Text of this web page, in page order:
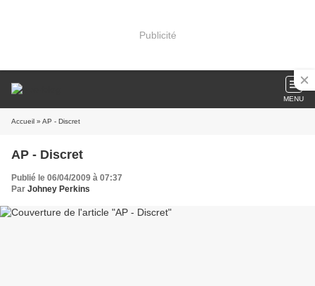
Publicité
MENU
Accueil » AP - Discret
AP - Discret
Publié le 06/04/2009 à 07:37
Par Johney Perkins